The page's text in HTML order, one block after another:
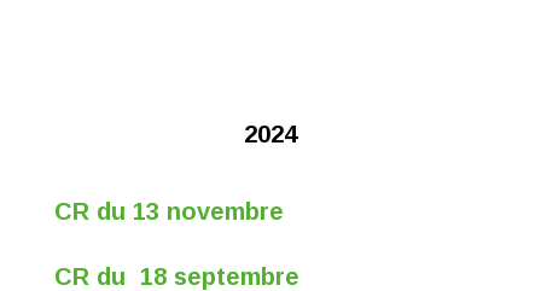
2024
CR du 13 novembre
CR du 18 septembre